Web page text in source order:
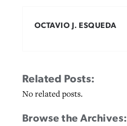
OCTAVIO J. ESQUEDA
Related Posts:
No related posts.
Browse the Archives: